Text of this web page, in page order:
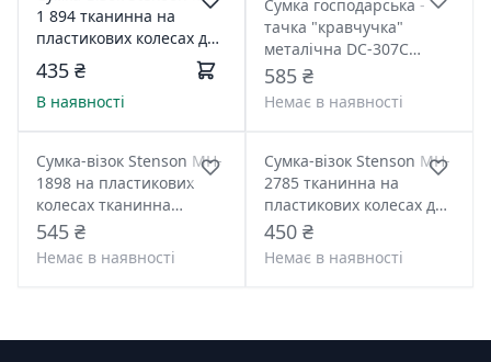
1 894 тканинна на
пластикових колесах до
18кг
435 ₴
В наявності
Сумка господарська -
тачка "кравчучка"
металічна DC-307C
117697
585 ₴
Немає в наявності
Сумка-візок Stenson MH-
1898 на пластикових
колесах тканинна
кравчучка до 18 кг
545 ₴
Немає в наявності
Сумка-візок Stenson MH-
2785 тканинна на
пластикових колесах до
20кг
450 ₴
Немає в наявності